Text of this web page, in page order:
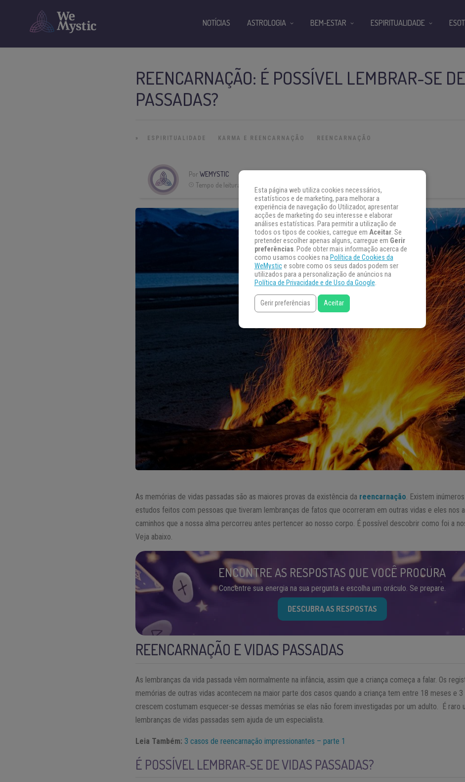
REENCARNAÇÃO: É POSSÍVEL LEMBRAR-SE
PASSADAS?
» ESPIRITUALIDADE KARMA E REENCARNAÇÃO REENCARNAÇÃO
Por WEMYSTIC
Tempo de leitura:
As memórias de vidas passadas são as maiores provas da existência da reencarnação. Existem
estudos feitos com pessoas que tiveram lembranças de fatos que ocorreram em outras vidas e eles nos
caminhos que a nossa alma percorreu antes pertencer ao nosso corpo. É possível descobrir como foi a
Veja abaixo.
ENCONTRE AS RESPOSTAS QUE VOCÊ PROCURA
Concentre sua energia na sua pergunta e escolha um oráculo. Se prepare.
DESCUBRA AS RESPOSTAS
REENCARNAÇÃO E VIDAS PASSADAS
As lembranças da vida passada vêm normalmente na infância, assim que a criança começa a falar. Os
memórias de outras vidas acontecem na maior parte dos casos quando a criança tem entre 18 meses e 3
crescem costumam esquecer-se dessas memórias se elas não forem investigadas por um adulto. É raro
lembranças de vidas passadas sem ajuda de um especialista.
Leia Também: 3 casos de reencarnação impressionantes – parte 1
É POSSÍVEL LEMBRAR-SE DE VIDAS PASSADAS?
NOTÍCIAS ASTROLOGIA BEM-ESTAR ESPIRITUALIDADE
Esta página web utiliza cookies necessários,
estatísticos e de marketing, para melhorar a
experiência de navegação do Utilizador, apresentar
acções de marketing do seu interesse e elaborar
análises estatísticas. Para permitir a utilização de
todos os tipos de cookies, carregue em Aceitar. Se
pretender escolher apenas alguns, carregue em Gerir
preferências. Pode obter mais informação acerca de
como usamos cookies na Política de Cookies da
WeMystice sobre como os seus dados podem ser
utilizados para a personalização de anúncios na
Política de Privacidade e de Uso da Google.
Gerir preferências Aceitar